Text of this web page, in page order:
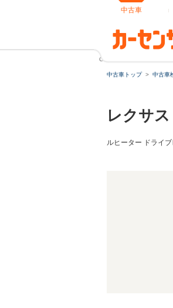
中古車
CT 200h Fスポーツ パフォ
中古車トップ
中古車
レクサ
ルヒーター ドライ